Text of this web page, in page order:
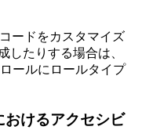
ードをカスタマイズ
したりする場合は、
ールにロールタイプ
おけるアクセシビ